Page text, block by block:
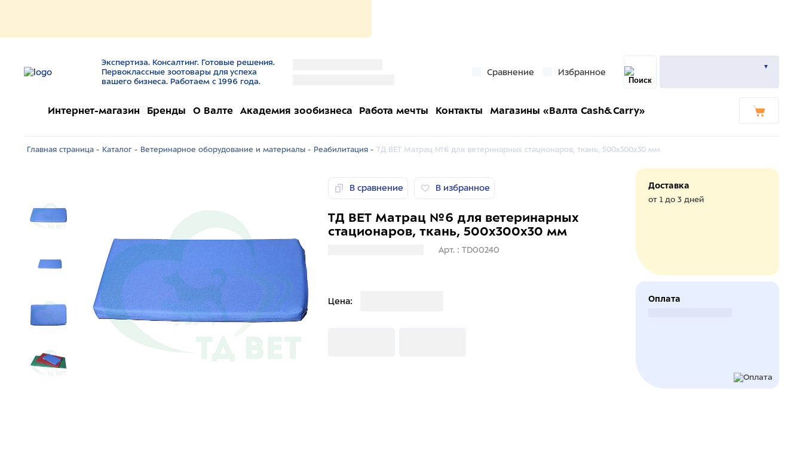
Экспертиза. Консалтинг. Готовые решения.
Первоклассные зоотовары для успеха
вашего бизнеса. Работаем с 1996 года.
Сравнение Избранное
Интернет-магазин Бренды О Валте Академия зообизнеса Работа мечты Контакты Магазины «Валта Cash&Carry»
Главная страница - Каталог - Ветеринарное оборудование и материалы - Реабилитация - ТД ВЕТ Матрац №6 для ветеринарных стационаров, ткань, 500х300х30 мм
В сравнение В избранное
ТД ВЕТ Матрац №6 для ветеринарных
стационаров, ткань, 500х300х30 мм
Арт. : TD00240
Цена:
Доставка
от 1 до 3 дней
Оплата